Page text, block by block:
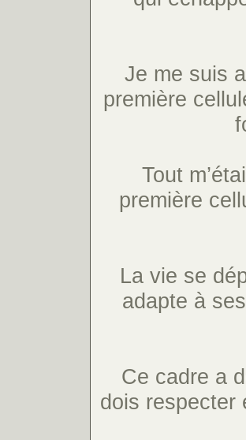
Je me suis
première
Tout
première
La vie se
adapte à
Ce cadre a
dois respecter